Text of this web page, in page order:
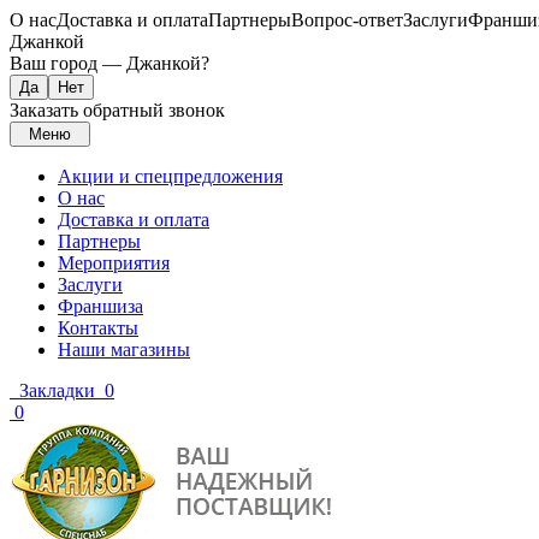
О насДоставка и оплатаПартнерыВопрос-ответЗаслуги
Джанкой
Ваш город — Джанкой?
Заказать обратный звонок
Меню
Акции и спецпредложения
О нас
Доставка и оплата
Партнеры
Мероприятия
Заслуги
Франшиза
Контакты
Наши магазины
Закладки 0
0